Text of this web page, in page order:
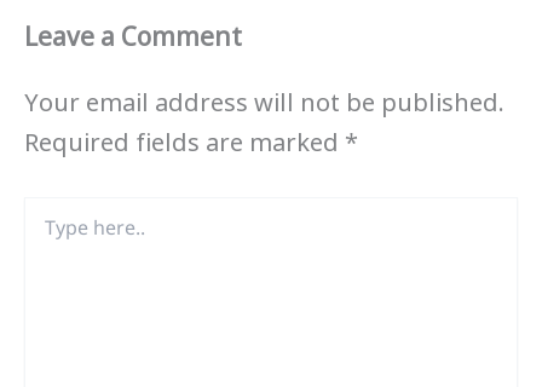
Leave a Comment
Your email address will not be published.
Required fields are marked *
here..